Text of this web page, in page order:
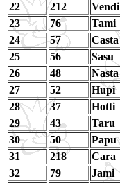
22
212 Vendi
23
76 Tami
24
57 Casta
25
56 Sasu
26
48 Nasta
27
52 Hupi
28
37 Hotti
29
43 Taru
30
50 Papu
31
218 Cara
32
79 Jami